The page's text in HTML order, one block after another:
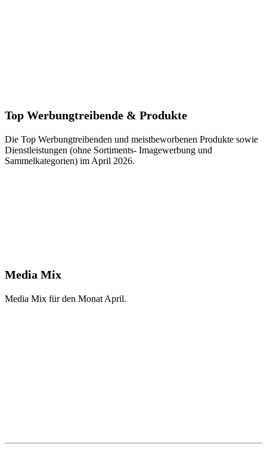
Top Werbungtreibende & Produkte
Die Top Werbungtreibenden und meistbeworbenen Produkte sowie
Dienstleistungen (ohne Sortiments- Imagewerbung und
Sammelkategorien) im April 2026.
Media Mix
Media Mix für den Monat April.